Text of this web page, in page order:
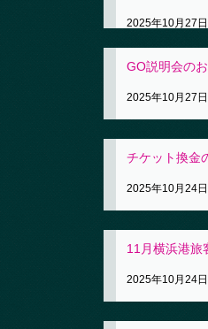
2025年10月27日
GO説明会の
2025年10月27日
チケット換金
2025年10月24日
11月横浜港旅
2025年10月24日